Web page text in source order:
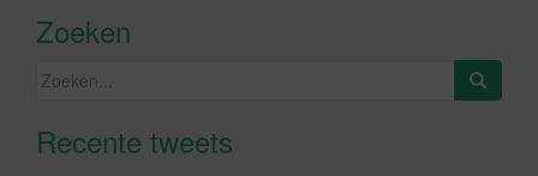
Zoeken
Zoeken
Recente tweetsKlik om marketing cookies te